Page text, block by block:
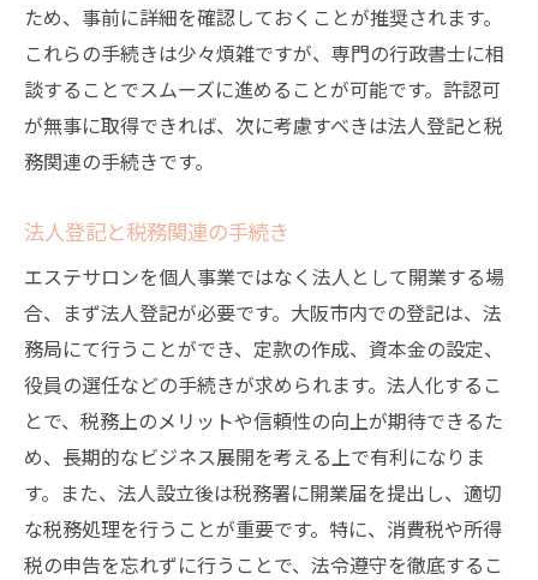
ため、事前に詳細を確認しておくことが推奨されます。
これらの手続きは少々煩雑ですが、専門の行政書士に相
談することでスムーズに進めることが可能です。許認可
が無事に取得できれば、次に考慮すべきは法人登記と税
務関連の手続きです。
法人登記と税務関連の手続き
エステサロンを個人事業ではなく法人として開業する場
合、まず法人登記が必要です。大阪市内での登記は、法
務局にて行うことができ、定款の作成、資本金の設定、
役員の選任などの手続きが求められます。法人化するこ
とで、税務上のメリットや信頼性の向上が期待できるた
め、長期的なビジネス展開を考える上で有利になりま
す。また、法人設立後は税務署に開業届を提出し、適切
な税務処理を行うことが重要です。特に、消費税や所得
税の申告を忘れずに行うことで、法令遵守を徹底するこ